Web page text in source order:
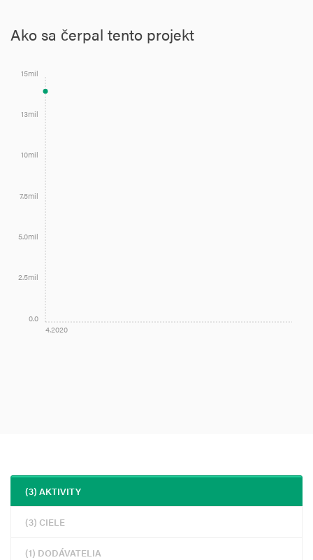
Ako sa čerpal tento projekt
4.2020
0.0
2.5mil
5.0mil
7.5mil
10mil
13mil
15mil
(3) AKTIVITY
(3) CIELE
(1) DODÁVATELIA